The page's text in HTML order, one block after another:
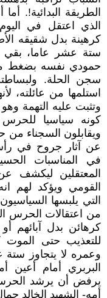
الطريقة البدائية!.
الذي اعتقل في
كرهينة بدل شقيقه
ستة عشر عاما، بقي
حمودي نفسه بضغط
سجن الحلة.
استلمها من عائلته،
وتثبت عليه التهمة
كونه سياسيا
ويقابلون السجناء
عن آثار جروح في
في المناسبات
المعتقلين ليكشف
القومي ويؤكد لهم
التي يلبسها
من اعتقالات الحرس
كرهائن بدل آبائهم
للتعذيب حتى
وعمره لا يتجاوز ستة
البربري أمام أعين
يرفض أن يرشد الحرس
أمه- الشهيد الخالد